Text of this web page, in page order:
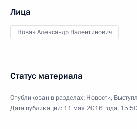
Лица
Новак Александр Валентинович
Статус материала
Опубликован в разделах: Новости,
Дата публикации: 11 мая 2016 года,